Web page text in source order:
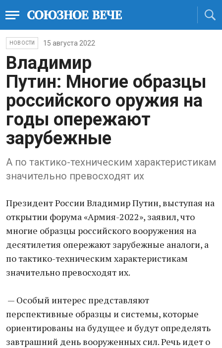
НОВОСТИ 15 августа 2022
Владимир
Путин: Многие образцы
российского оружия на
годы опережают
зарубежные
А по тактико-техническим характеристикам
значительно превосходят их
Президент России Владимир Путин, выступая на
открытии форума «Армия-2022», заявил, что
многие образцы российского вооружения на
десятилетия опережают зарубежные аналоги, а
по тактико-техническим характеристикам
значительно превосходят их.
— Особый интерес представляют
перспективные образцы и системы, которые
ориентированы на будущее и будут определять
завтрашний день вооруженных сил. Речь идет о